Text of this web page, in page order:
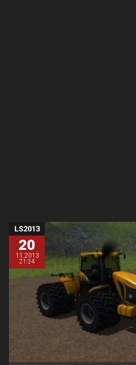
LS2013
20
11.2013
21:34